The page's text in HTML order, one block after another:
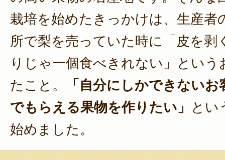
栽培を始めたきっかけは、生産者
所で梨を売っていた時に「皮を剥
りじゃ一個食べきれない」という
たこと。
「自分にしかできない
でもらえる果物を作りたい」
とい
始めました。